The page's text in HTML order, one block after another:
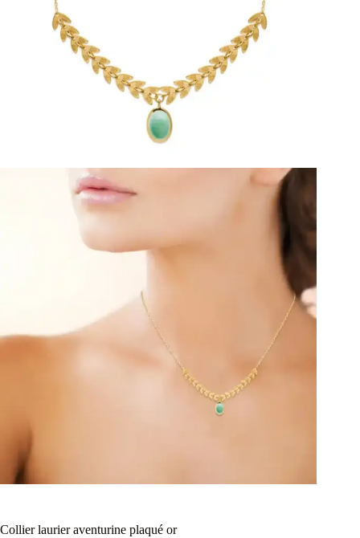
Collier laurier aventurine plaqué or